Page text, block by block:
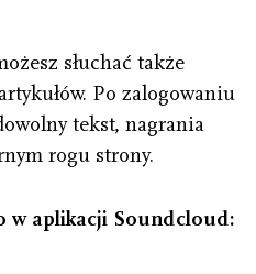
słuchać także
Po zalogowaniu
tekst, nagrania
rogu strony.
w aplikacji Soundcloud: